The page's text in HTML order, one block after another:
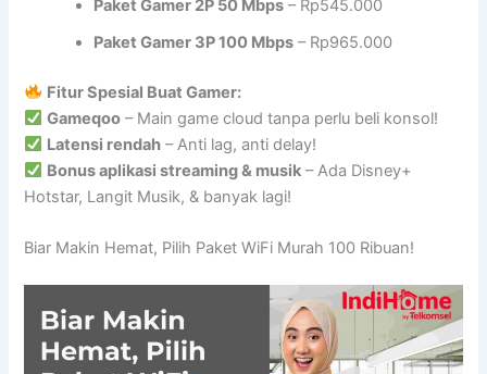
Paket Gamer 2P 50 Mbps – Rp545.000
Paket Gamer 3P 100 Mbps – Rp965.000
Fitur Spesial Buat Gamer:
Gameqoo – Main game cloud tanpa perlu beli konsol!
Latensi rendah – Anti lag, anti delay!
Bonus aplikasi streaming & musik – Ada Disney+
Hotstar, Langit Musik, & banyak lagi!
Biar Makin Hemat, Pilih Paket WiFi Murah 100 Ribuan!